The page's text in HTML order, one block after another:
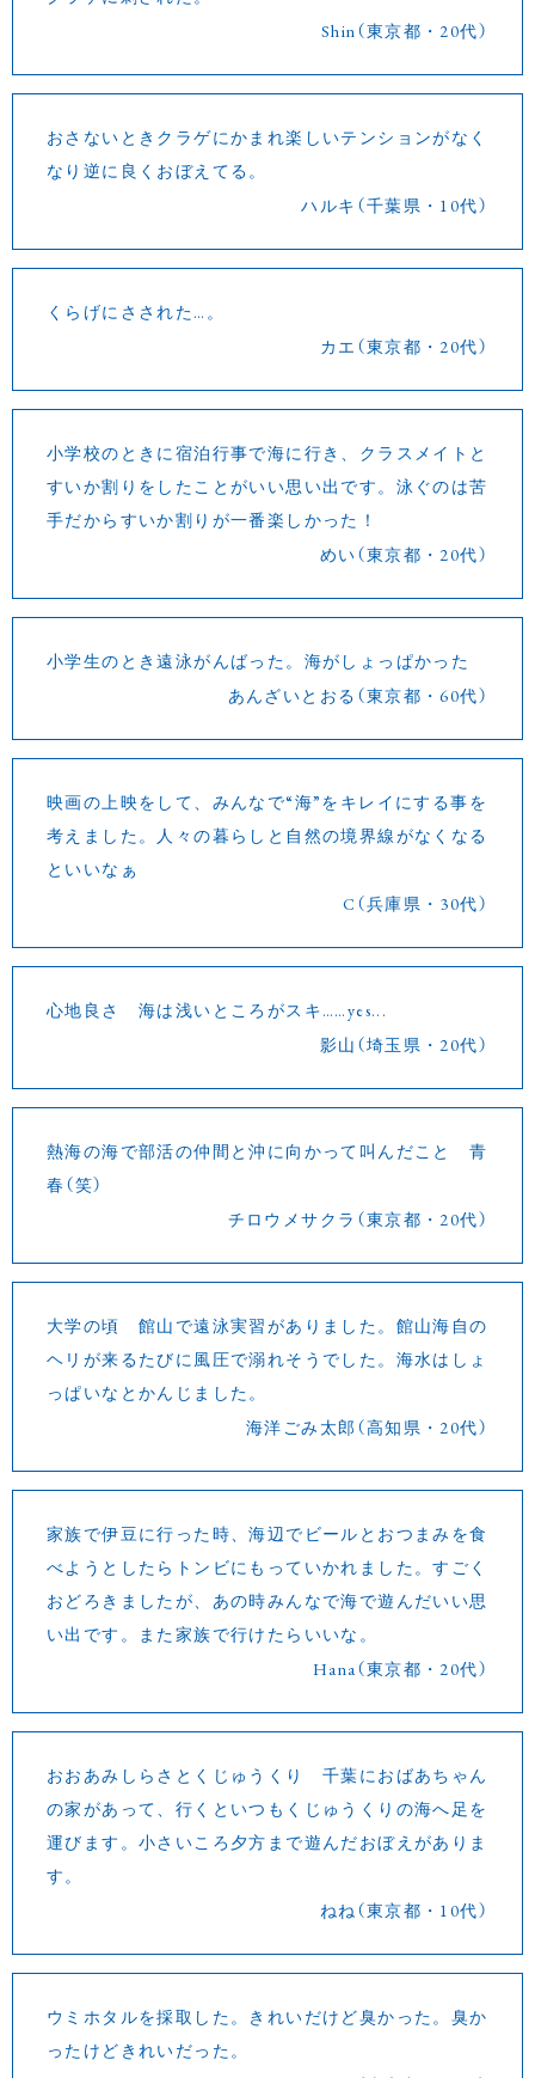
Shin（東京都・20代）
おさないときクラゲにかまれ楽しいテンションがなく
なり逆に良くおぼえてる。
ハルキ（千葉県・10代）
くらげにさされた…。
カエ（東京都・20代）
小学校のときに宿泊行事で海に行き、クラスメイトと
すいか割りをしたことがいい思い出です。泳ぐのは苦
手だからすいか割りが一番楽しかった！
めい（東京都・20代）
小学生のとき遠泳がんばった。海がしょっぱかった
あんざいとおる（東京都・60代）
映画の上映をして、みんなで“海”をキレイにする事を
考えました。人々の暮らしと自然の境界線がなくなる
といいなぁ
C（兵庫県・30代）
心地良さ 海は浅いところがスキ……yes...
影山（埼玉県・20代）
熱海の海で部活の仲間と沖に向かって叫んだこと 青
春（笑）
チロウメサクラ（東京都・20代）
大学の頃 館山で遠泳実習がありました。館山海自の
ヘリが来るたびに風圧で溺れそうでした。海水はしょ
っぱいなとかんじました。
海洋ごみ太郎（高知県・20代）
家族で伊豆に行った時、海辺でビールとおつまみを食
べようとしたらトンビにもっていかれました。すごく
おどろきましたが、あの時みんなで海で遊んだいい思
い出です。また家族で行けたらいいな。
Hana（東京都・20代）
おおあみしらさとくじゅうくり 千葉におばあちゃん
の家があって、行くといつもくじゅうくりの海へ足を
運びます。小さいころ夕方まで遊んだおぼえがありま
す。
ねね（東京都・10代）
ウミホタルを採取した。きれいだけど臭かった。臭か
ったけどきれいだった。